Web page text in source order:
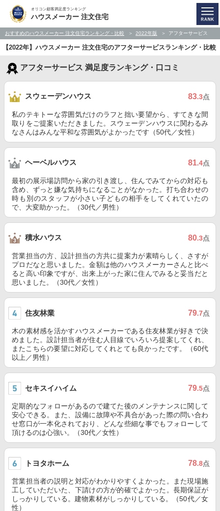
オリコン顧客満足度ランキング
ハウスメーカー 注文住宅
おすすめのハウスメーカー 注文住宅ランキング・比較 2022年版 アフターサービス
【2022年】ハウスメーカー 注文住宅のアフターサービスランキング・比較
アフターサービス 満足度ランキング・口コミ
スウェーデンハウス 83.3点
私のテキトーな雰囲気だけのラフと拙い要望から、すてきな間
取りをご提案いただきました。スウェーデンハウスに関わるみ
なさんはみんな平和な雰囲気がよかったです（50代／女性）
ヘーベルハウス 81.4点
最初の展示場訪問から家の引き渡し、住んでみてからの対応も
含め、ずっと嫌な気持ちになることがなかった。打ち合わせの
時も別のスタッフが小さい子どもの相手をしてくれていたの
で、大変助かった。（30代／男性）
積水ハウス 80.3点
営業担当の方、設計担当の方共に提案力が素晴らしく、さすが
プロだなと思いました。金額は他のハウスメーカーさんと比べ
ると高い印象ですが、出来上がった家に住んでみると妥当だと
思いました。（30代／女性）
住友林業 79.7点
木の素材感を活かすハウスメーカーである住友林業が好きで決
めました。設計担当者が住む人目線でいろいろ提案してくれ、
またこちらの要望に対応してくれとても良かったです。（60代
以上／男性）
セキスイハイム 79.5点
定期的なフォローがあるので建てた後のメンテナンスに関して
安心できる。また、設備に故障や不具合があった際の問い合わ
せ窓口が一本化されており、どんな些細な事でもフォローして
頂けるのは心強い。（30代／女性）
トヨタホーム 78.8点
営業担当者の説明と対応がわかりやすくよかった。また現場施
工していただいた、下請けの方が的確でよかった。長期保証が
しっかりしている。建物素材がしっかりしている。（50代／女
性）